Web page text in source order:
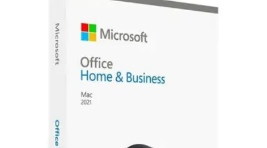
Herramientas Digitales
ActualizaciónFiltración y EvaluaciónVerificación de información
Información Actualizada